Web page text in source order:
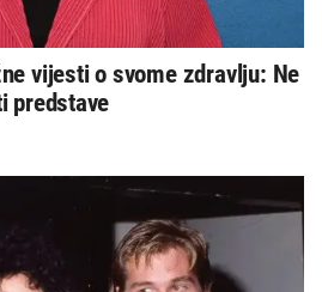
vijesti o svome zdravlju: Ne
predstave